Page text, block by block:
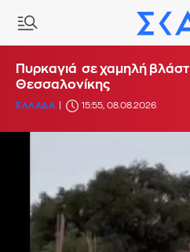
Πυρκαγιά σε χαμηλή
Θεσσαλονίκης
ΕΛΛΑΔΑ 15:55, 08.08.2026